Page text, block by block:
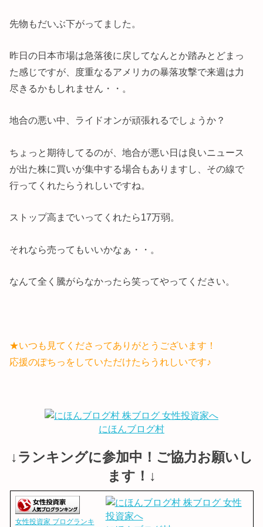
先物もだいぶ下がってました。
昨日の日本市場は急落後に戻してなんとか踏みとどまっ
た感じですが、度重なるアメリカの暴落攻撃で来週は力
尽きるかもしれません・・。
地合の悪い中、ライドオンが頑張れるでしょうか？
ちょっと期待してるのが、地合が悪い日は良いニュース
が出た株に買いが集中する場合もありますし、その線で
行ってくれたらうれしいですね。
ストップ高までいってくれたら17万弱。
それなら売ってもいいかなぁ・・。
なんて全く騰がらなかったら笑ってやってください。
★いつも見てくださってありがとうございます！
応援のぽちっをしていただけたらうれしいです♪
にほんブログ村
↓ランキングに参加中！ご協力お願いし
ます！↓
女性投資家 ブログランキ